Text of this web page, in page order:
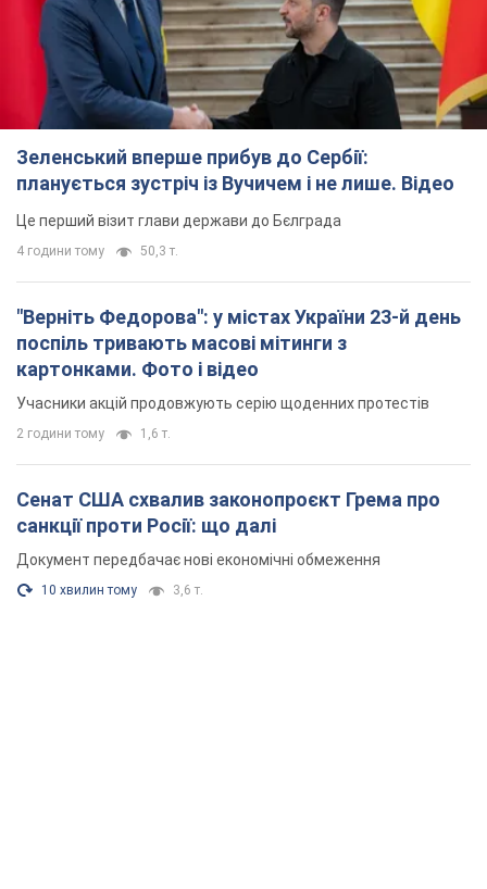
Зеленський вперше прибув до Сербії:
планується зустріч із Вучичем і не лише. Відео
Це перший візит глави держави до Бєлграда
4 години тому 50,3 т.
"Верніть Федорова": у містах України 23-й день
поспіль тривають масові мітинги з
картонками. Фото і відео
Учасники акцій продовжують серію щоденних протестів
2 години тому 1,6 т.
Сенат США схвалив законопроєкт Грема про
санкції проти Росії: що далі
Документ передбачає нові економічні обмеження
10 хвилин тому 3,6 т.